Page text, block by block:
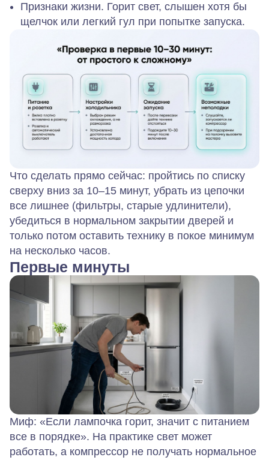
Признаки жизни. Горит свет, слышен хотя бы
щелчок или легкий гул при попытке запуска.
Что сделать прямо сейчас: пройтись по списку
сверху вниз за 10–15 минут, убрать из цепочки
все лишнее (фильтры, старые удлинители),
убедиться в нормальном закрытии дверей и
только потом оставить технику в покое минимум
на несколько часов.
Первые минуты
Миф: «Если лампочка горит, значит с питанием
все в порядке». На практике свет может
работать, а компрессор не получать нормальное